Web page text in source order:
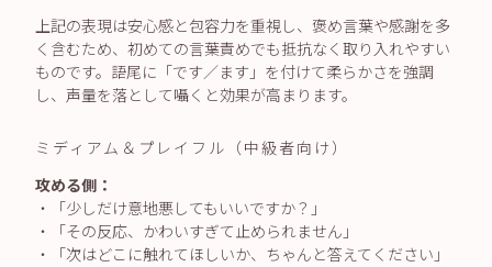
上記の表現は安心感と包容力を重視し、褒め言葉や感謝を多
く含むため、初めての言葉責めでも抵抗なく取り入れやすい
ものです。語尾に「です／ます」を付けて柔らかさを強調
し、声量を落として囁くと効果が高まります。
ミディアム＆プレイフル（中級者向け）
攻める側：
・「少しだけ意地悪してもいいですか？」
・「その反応、かわいすぎて止められません」
・「次はどこに触れてほしいか、ちゃんと答えてください」